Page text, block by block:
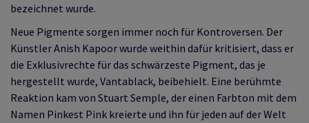
bezeichnet wurde.
Neue Pigmente sorgen immer noch für Kontroversen. Der
Künstler Anish Kapoor wurde weithin dafür kritisiert, dass er
die Exklusivrechte für das schwärzeste Pigment, das je
hergestellt wurde, Vantablack, beibehielt. Eine berühmte
Reaktion kam von Stuart Semple, der einen Farbton mit dem
Namen Pinkest Pink kreierte und ihn für jeden auf der Welt